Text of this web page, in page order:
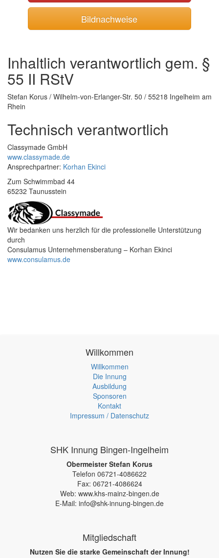
Bildnachweise
Inhaltlich verantwortlich gem. §
55 II RStV
Stefan Korus / Wilhelm-von-Erlanger-Str. 50 / 55218 Ingelheim am
Rhein
Technisch verantwortlich
Classymade GmbH
www.classymade.de
Ansprechpartner: Korhan Ekinci
Zum Schwimmbad 44
65232 Taunusstein
Wir bedanken uns herzlich für die professionelle Unterstützung
durch
Consulamus Unternehmensberatung – Korhan Ekinci
www.consulamus.de
Willkommen
Willkommen
Die Innung
Ausbildung
Sponsoren
Kontakt
Impressum / Datenschutz
SHK Innung Bingen-Ingelheim
Obermeister Stefan Korus
Telefon 06721-4086622
Fax: 06721-4086624
Web: www.khs-mainz-bingen.de
E-Mail: info@shk-innung-bingen.de
Mitgliedschaft
Nutzen Sie die starke Gemeinschaft der Innung!